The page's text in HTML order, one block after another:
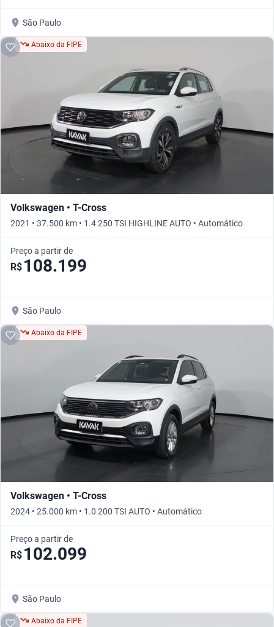
São Paulo
Abaixo da FIPE
Volkswagen • T-Cross
2021 • 37.500 km • 1.4 250 TSI HIGHLINE AUTO • Automático
Preço a partir de
R$ 108.199
São Paulo
Abaixo da FIPE
Volkswagen • T-Cross
2024 • 25.000 km • 1.0 200 TSI AUTO • Automático
Preço a partir de
R$ 102.099
São Paulo
Abaixo da FIPE